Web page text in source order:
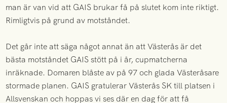
man är van vid att GAIS brukar få på slutet kom inte riktigt.
Rimligtvis på grund av motståndet.
Det går inte att säga något annat än att Västerås är det
bästa motståndet GAIS stött på i år, cupmatcherna
inräknade. Domaren blåste av på 97 och glada Västeråsare
stormade planen. GAIS gratulerar Västerås SK till platsen i
Allsvenskan och hoppas vi ses där en dag för att få